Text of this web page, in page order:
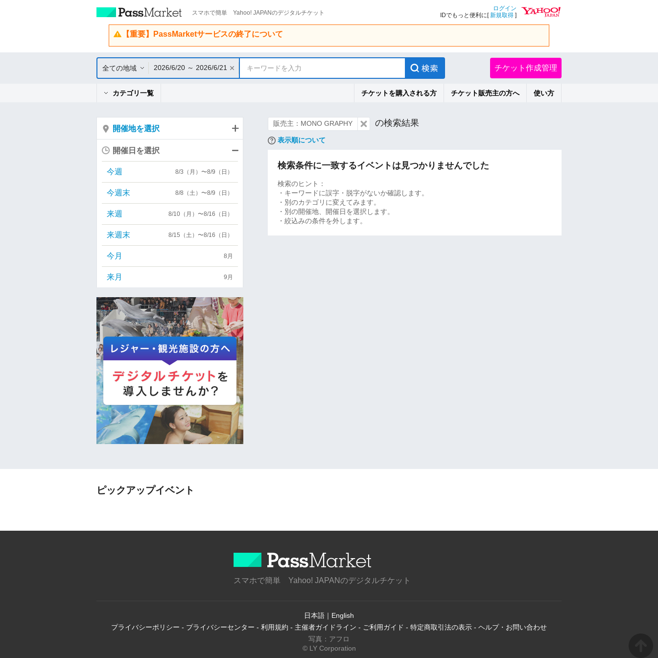
スマホで簡単 Yahoo! JAPANのデジタルチケット
ログイン
IDでもっと便利に[新規取得 ]
【重要】PassMarketサービスの終了について
全ての地域 2026/6/20 ～ 2026/6/21 キーワードを入力 チケット作成管理
カテゴリ一覧 チケットを購入される方 チケット販売主の方へ 使い方
販売主：MONO GRAPHY の検索結果
表示順について
検索条件に一致するイベントは見つかりませんでした
検索のヒント：
・キーワードに誤字・脱字がないか確認します。
・別のカテゴリに変えてみます。
・別の開催地、開催日を選択します。
・絞込みの条件を外します。
開催地を選択
開催日を選択
今週 8/3（月）〜8/9（日）
今週末 8/8（土）〜8/9（日）
来週 8/10（月）〜8/16（日）
来週末 8/15（土）〜8/16（日）
今月 8月
来月 9月
ピックアップイベント
スマホで簡単 Yahoo! JAPANのデジタルチケット
日本語 ｜ English
プライバシーポリシー - プライバシーセンター - 利用規約 - 主催者ガイドライン - ご利用ガイド - 特定商取引法の表示 - ヘルプ・お問い合わせ
写真：アフロ
© LY Corporation